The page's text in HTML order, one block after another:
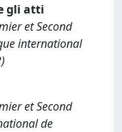
gli atti
et Second
international
et Second
de